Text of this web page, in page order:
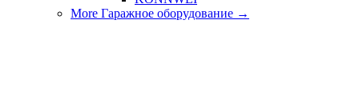
More Гаражное оборудование →